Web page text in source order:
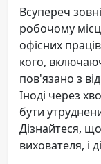
Всупереч
робочому
офісних
кого,
пов'язано з
Іноді через
бути
Дізнайтеся,
вихователя, і